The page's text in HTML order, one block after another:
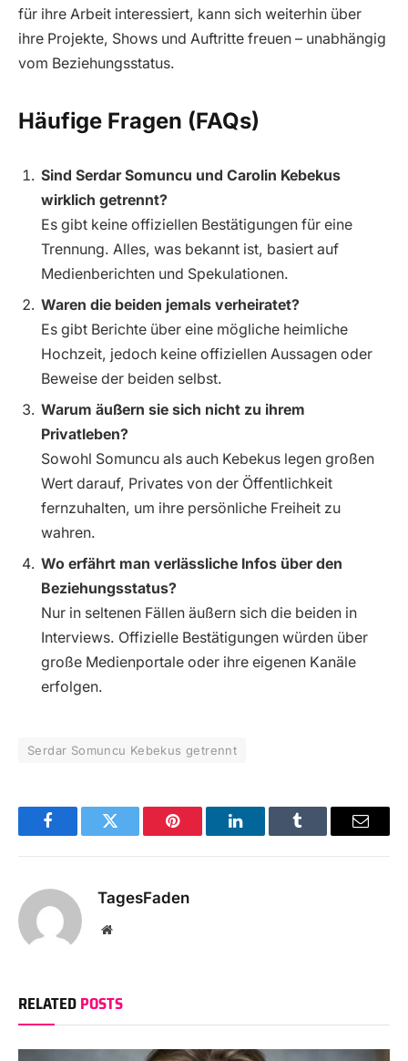
für ihre Arbeit interessiert, kann sich weiterhin über
ihre Projekte, Shows und Auftritte freuen – unabhängig
vom Beziehungsstatus.
Häufige Fragen (FAQs)
Sind Serdar Somuncu und Carolin Kebekus
wirklich getrennt?
Es gibt keine offiziellen Bestätigungen für eine
Trennung. Alles, was bekannt ist, basiert auf
Medienberichten und Spekulationen.
Waren die beiden jemals verheiratet?
Es gibt Berichte über eine mögliche heimliche
Hochzeit, jedoch keine offiziellen Aussagen oder
Beweise der beiden selbst.
Warum äußern sie sich nicht zu ihrem
Privatleben?
Sowohl Somuncu als auch Kebekus legen großen
Wert darauf, Privates von der Öffentlichkeit
fernzuhalten, um ihre persönliche Freiheit zu
wahren.
Wo erfährt man verlässliche Infos über den
Beziehungsstatus?
Nur in seltenen Fällen äußern sich die beiden in
Interviews. Offizielle Bestätigungen würden über
große Medienportale oder ihre eigenen Kanäle
erfolgen.
Serdar Somuncu Kebekus getrennt
FacebookTwitter Pinterest LinkedInTumblr Email
TagesFaden
Website
RELATEDPOSTS